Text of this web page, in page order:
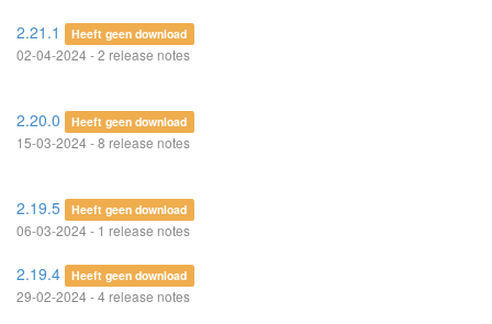
2.21.1 Heeft geen download
02-04-2024 - 2 release notes
2.20.0 Heeft geen download
15-03-2024 - 8 release notes
2.19.5 Heeft geen download
06-03-2024 - 1 release notes
2.19.4 Heeft geen download
29-02-2024 - 4 release notes